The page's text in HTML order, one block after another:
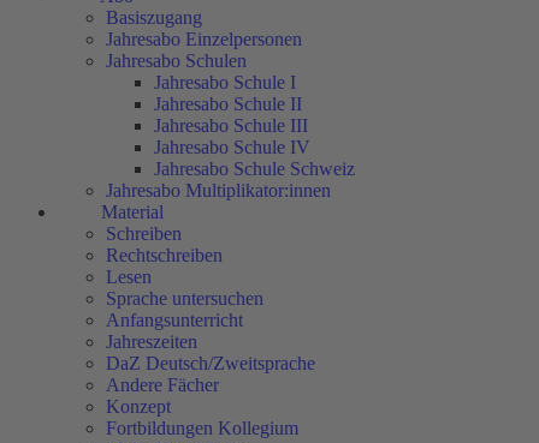
Basiszugang
Jahresabo Einzelpersonen
Jahresabo Schulen
Jahresabo Schule I
Jahresabo Schule II
Jahresabo Schule III
Jahresabo Schule IV
Jahresabo Schule Schweiz
Jahresabo Multiplikator:innen
Material
Schreiben
Rechtschreiben
Lesen
Sprache untersuchen
Anfangsunterricht
Jahreszeiten
DaZ Deutsch/Zweitsprache
Andere Fächer
Konzept
Fortbildungen Kollegium